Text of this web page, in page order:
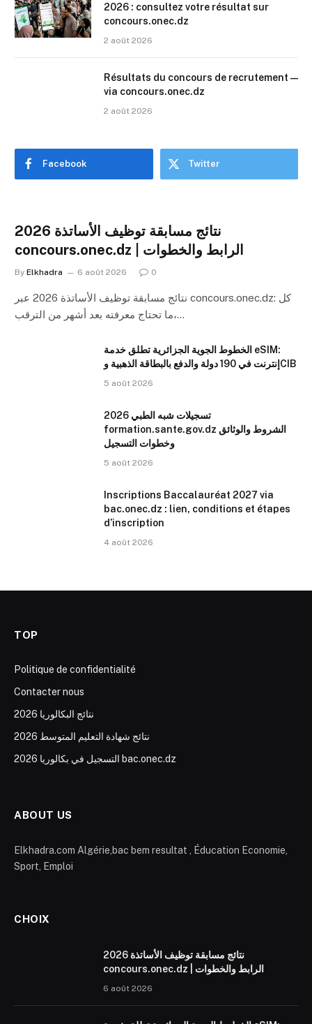
2026 : consultez votre résultat sur
concours.onec.dz
2 août 2026
Résultats du concours de recrutement —
via concours.onec.dz
2 août 2026
Facebook Twitter
نتائج مسابقة توظيف الأساتذة 2026
concours.onec.dz | الرابط والخطوات
By Elkhadra 6 août 2026 0
نتائج مسابقة توظيف الأساتذة 2026 عبر concours.onec.dz: كل
ما تحتاج معرفته بعد أشهر من الترقب،…
الخطوط الجوية الجزائرية تطلق خدمة eSIM:
إنترنت في 190 دولة والدفع بالبطاقة الذهبية وCIB
5 août 2026
تسجيلات شبه الطبي 2026
formation.sante.gov.dz الشروط والوثائق
وخطوات التسجيل
5 août 2026
Inscriptions Baccalauréat 2027 via
bac.onec.dz : lien, conditions et étapes
d’inscription
4 août 2026
TOP
Politique de confidentialité
Contacter nous
نتائج البكالوريا 2026
نتائج شهادة التعليم المتوسط 2026
التسجيل في بكالوريا 2026 bac.onec.dz
ABOUT US
Elkhadra.com Algérie,bac bem resultat , Éducation Economie,
Sport, Emploi
CHOIX
نتائج مسابقة توظيف الأساتذة 2026
concours.onec.dz | الرابط والخطوات
6 août 2026